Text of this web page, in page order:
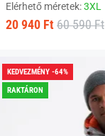
Elérhető méretek:3XL
20 940 Ft 60 590 Ft
KEDVEZMÉNY -64%
RAKTÁRON